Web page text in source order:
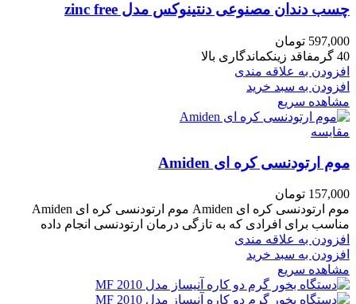
چسب دندان مصنوعی دنتینوکس مدل zinc free
597,000 تومان
40 گرمفاقد زینکماندگاری بالا
افزودن به علاقه مندی
افزودن به سبد خرید
مشاهده سریع
مقایسه
موم ارتودنسی کره ای Amiden
157,000 تومان
موم ارتودنسی کره ای Amiden موم ارتودنسی کره ای Amiden
مناسب برای افرادی که به تازگی درمان ارتودنسی انجام داده
افزودن به علاقه مندی
افزودن به سبد خرید
مشاهده سریع